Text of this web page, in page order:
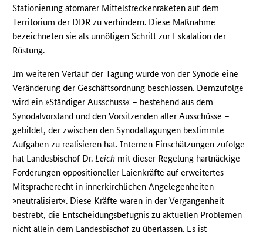
Stationierung atomarer Mittelstreckenraketen auf dem
Territorium der DDR zu verhindern. Diese Maßnahme
bezeichneten sie als unnötigen Schritt zur Eskalation der
Rüstung.
Im weiteren Verlauf der Tagung wurde von der Synode eine
Veränderung der Geschäftsordnung beschlossen. Demzufolge
wird ein »Ständiger Ausschuss« – bestehend aus dem
Synodalvorstand und den Vorsitzenden aller Ausschüsse –
gebildet, der zwischen den Synodaltagungen bestimmte
Aufgaben zu realisieren hat. Internen Einschätzungen zufolge
hat Landesbischof Dr.Leich mit dieser Regelung hartnäckige
Forderungen oppositioneller Laienkräfte auf erweitertes
Mitspracherecht in innerkirchlichen Angelegenheiten
»neutralisiert«. Diese Kräfte waren in der Vergangenheit
bestrebt, die Entscheidungsbefugnis zu aktuellen Problemen
nicht allein dem Landesbischof zu überlassen. Es ist